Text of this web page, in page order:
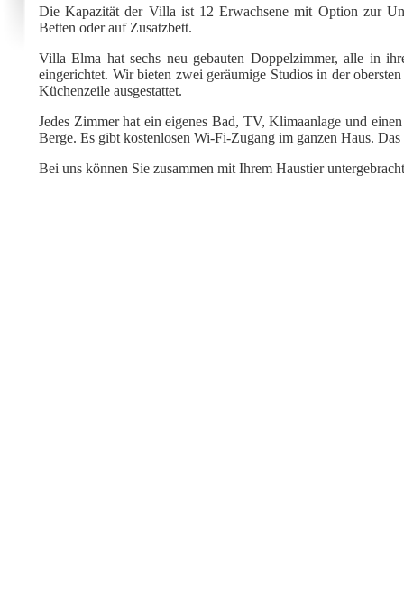
Die Kapazität der Villa ist 12 Erwachsene mit Option zur
Betten oder auf Zusatzbett.
Villa Elma hat sechs neu gebauten Doppelzimmer, alle in
eingerichtet. Wir bieten zwei geräumige Studios in der
Küchenzeile ausgestattet.
Jedes Zimmer hat ein eigenes Bad, TV, Klimaanlage und
Berge. Es gibt kostenlosen Wi-Fi-Zugang im ganzen Haus.
Bei uns können Sie zusammen mit Ihrem Haustier